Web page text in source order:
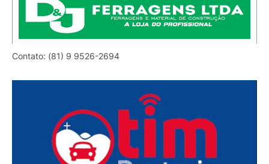
Contato: (81) 9 9526-2694